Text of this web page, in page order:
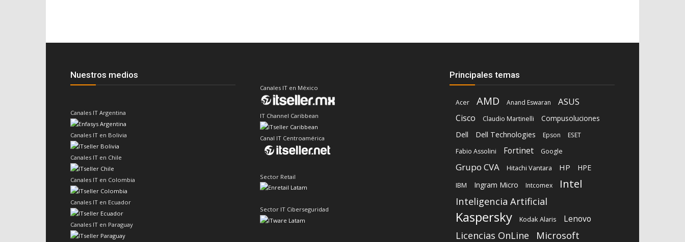
Nuestros medios
Canales IT Argentina
Canales IT en Bolivia
Canales IT en Chile
Canales IT en Colombia
Canales IT en Ecuador
Canales IT en Paraguay
Canales IT en México
IT Channel Caribbean
Canal IT Centroamérica
Sector Retail
Sector IT Ciberseguridad
Principales temas
Acer AMD Anand Eswaran ASUS
Cisco Claudio Martinelli
Compusoluciones
Dell
Dell Technologies Epson
ESET
Fabio Assolini
Fortinet Google
Grupo CVA Hitachi Vantara HP HPE
IBM Ingram Micro Intcomex Intel
Inteligencia Artificial
Kaspersky Kodak Alaris Lenovo
Licencias OnLine Microsoft